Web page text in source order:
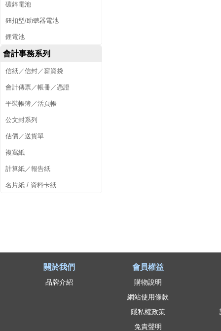
碳鋅電池
鈕扣型/助聽器電池
鋰電池
會計事務系列
信紙／信封／薪資袋
會計傳票／帳冊／憑證
平裝帳簿／活頁帳
公文封系列
估價／送貨單
複寫紙
計算紙／報告紙
名片紙 / 資料卡紙
關於我們
品牌介紹
會員權益
購物說明
網站使用條款
隱私權政策
免責聲明